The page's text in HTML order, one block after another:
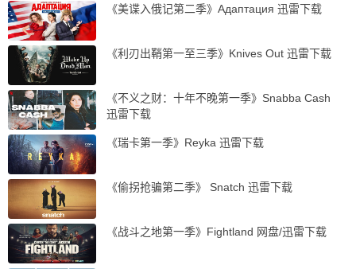
《美谍入俄记第二季》Адаптация 迅雷下载
《利刃出鞘第一至三季》Knives Out‎ 迅雷下载
《不义之财：十年不晚第一季》Snabba Cash
迅雷下载
《瑞卡第一季》Reyka 迅雷下载
《偷拐抢骗第二季》 Snatch 迅雷下载
《战斗之地第一季》Fightland 网盘/迅雷下载